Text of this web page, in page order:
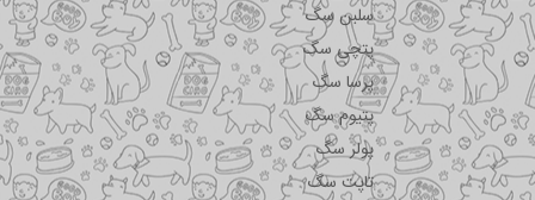
سلبن سگ
پتچی سگ
پرسا سگ
پتیوم سگ
پولر سگ
تاپت سگ